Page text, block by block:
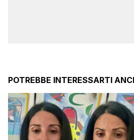
POTREBBE INTERESSARTI